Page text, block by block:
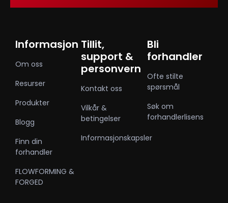
Informasjon
Om oss
Resurser
Produkter
Blogg
Finn din
forhandler
FLOWFORMING &
FORGED
Tillit,
support &
personvern
Kontakt oss
Vilkår &
betingelser
Informasjonskapsler
Bli
forhandler
Ofte stilte
spørsmål
Søk om
forhandlerlisens